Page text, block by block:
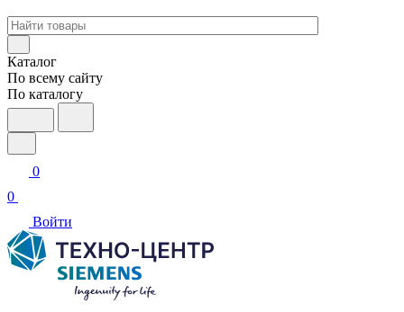
Каталог
По всему сайту
По каталогу
0
0
Войти